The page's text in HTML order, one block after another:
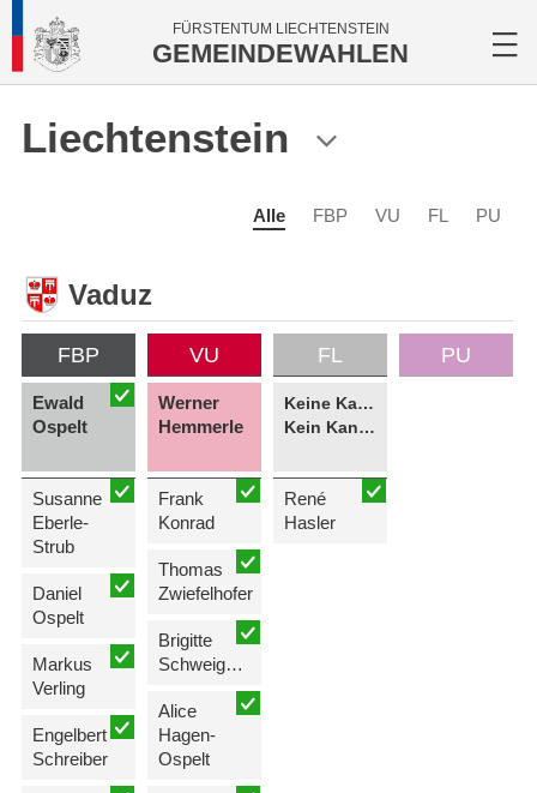
FÜRSTENTUM LIECHTENSTEIN
GEMEINDEWAHLEN
Liechtenstein
Alle FBP VU FL PU
Vaduz
FBP
Ewald
Ospelt
Susanne
Eberle-
Strub
Daniel
Ospelt
Markus
Verling
Engelbert
Schreiber
VU
Werner
Hemmerle
Frank
Konrad
Thomas
Zwiefelhofer
Brigitte
Schweiger-Hartmann
Alice
Hagen-
Ospelt
FL
Keine Kandidatin
Kein Kandidat
René
Hasler
PU